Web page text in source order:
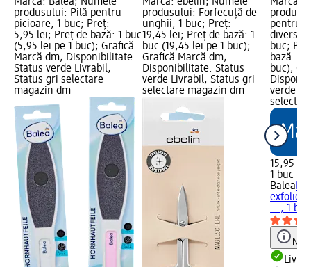
Marcă: Balea; Numele
produsului: Pilă pentru
picioare, 1 buc; Preț:
5,95 lei; Preț de bază: 1 buc
(5,95 lei pe 1 buc); Grafică
Marcă dm; Disponibilitate:
Status verde Livrabil,
Status gri selectare
magazin dm
Marcă: ebelin; Numele
produsului: Forfecuță de
unghii, 1 buc; Preț:
19,45 lei; Preț de bază: 1
buc (19,45 lei pe 1 buc);
Grafică Marcă dm;
Disponibilitate: Status
verde Livrabil, Status gri
selectare magazin dm
Marcă:
pentru
diverse
buc;
bază: 1
buc);
verde
15,95 lei
1 buc
Balea
..., 1 buc
Notă